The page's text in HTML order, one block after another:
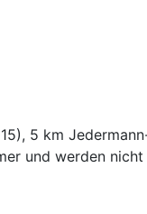
5 km
und werden